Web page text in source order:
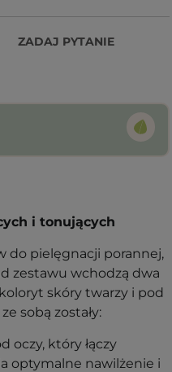
ZADAJ PYTANIE
i tonujących
do pielęgnacji porannej,
zestawu wchodzą dwa
skóry twarzy i pod
sobą zostały:
oczy, który łączy
optymalne nawilżenie i